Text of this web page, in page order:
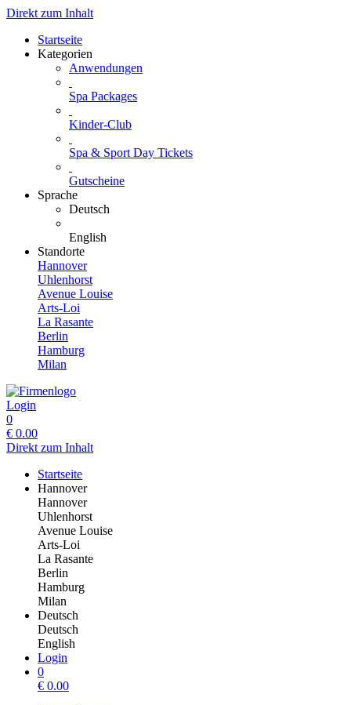
Direkt zum Inhalt
Startseite
Kategorien
Anwendungen
Spa Packages
Kinder-Club
Spa & Sport Day Tickets
Gutscheine
Sprache
Deutsch
English
Standorte
Hannover
Uhlenhorst
Avenue Louise
Arts-Loi
La Rasante
Berlin
Hamburg
Milan
Login
0
€ 0.00
Direkt zum Inhalt
Startseite
Hannover
Hannover
Uhlenhorst
Avenue Louise
Arts-Loi
La Rasante
Berlin
Hamburg
Milan
Deutsch
Deutsch
English
Login
0
€ 0.00